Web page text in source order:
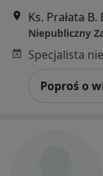
Ks. Prałata
Niepubliczny
Poproś o